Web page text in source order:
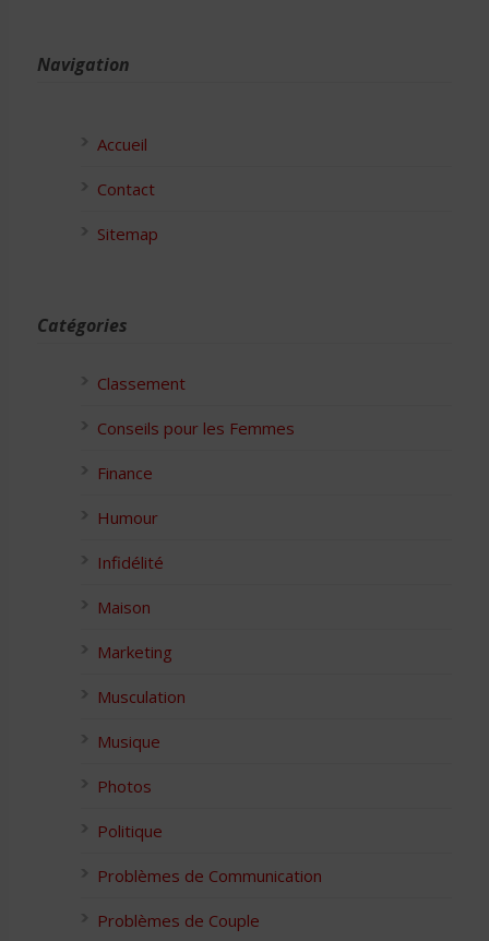
Navigation
Accueil
Contact
Sitemap
Catégories
Classement
Conseils pour les Femmes
Finance
Humour
Infidélité
Maison
Marketing
Musculation
Musique
Photos
Politique
Problèmes de Communication
Problèmes de Couple